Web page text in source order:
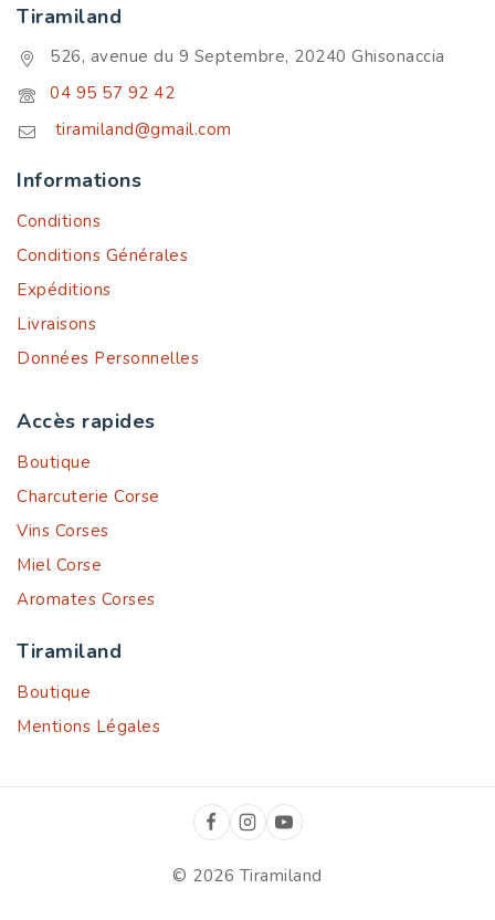
Tiramiland
526, avenue du 9 Septembre, 20240 Ghisonaccia
04 95 57 92 42
tiramiland@gmail.com
Informations
Conditions
Conditions Générales
Expéditions
Livraisons
Données Personnelles
Accès rapides
Boutique
Charcuterie Corse
Vins Corses
Miel Corse
Aromates Corses
Tiramiland
Boutique
Mentions Légales
© 2026 Tiramiland